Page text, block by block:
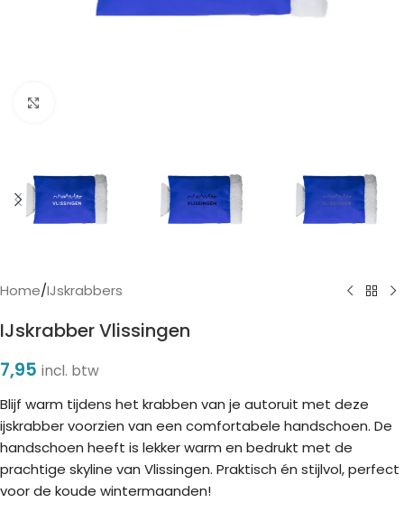
Home/IJskrabbers
IJskrabber Vlissingen
7,95 incl. btw
Blijf warm tijdens het krabben van je autoruit met deze
ijskrabber voorzien van een comfortabele handschoen. De
handschoen heeft is lekker warm en bedrukt met de
prachtige skyline van Vlissingen. Praktisch én stijlvol, perfect
voor de koude wintermaanden!